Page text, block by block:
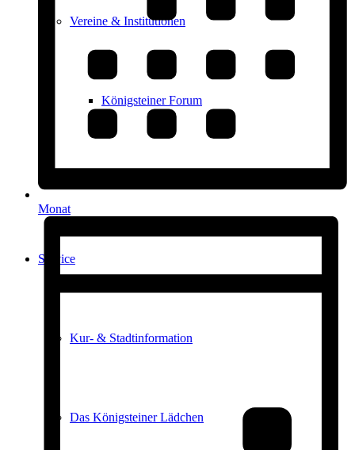
Vereine & Institutionen
Königsteiner Forum
Service
Kur- & Stadtinformation
Das Königsteiner Lädchen
Monat